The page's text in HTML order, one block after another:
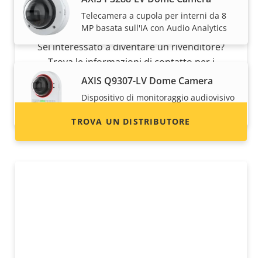
Telecamera a cupola per interni da 8
MP basata sull'IA con Audio Analytics
AXIS Q9307-LV Dome Camera
Dispositivo di monitoraggio audiovisivo
Desideri vendere i dispositivi Axis?
Sei interessato a diventare un rivenditore?
Trova le informazioni di contatto per i
distributori di dispositivi e sistemi Axis.
TROVA UN DISTRIBUTORE